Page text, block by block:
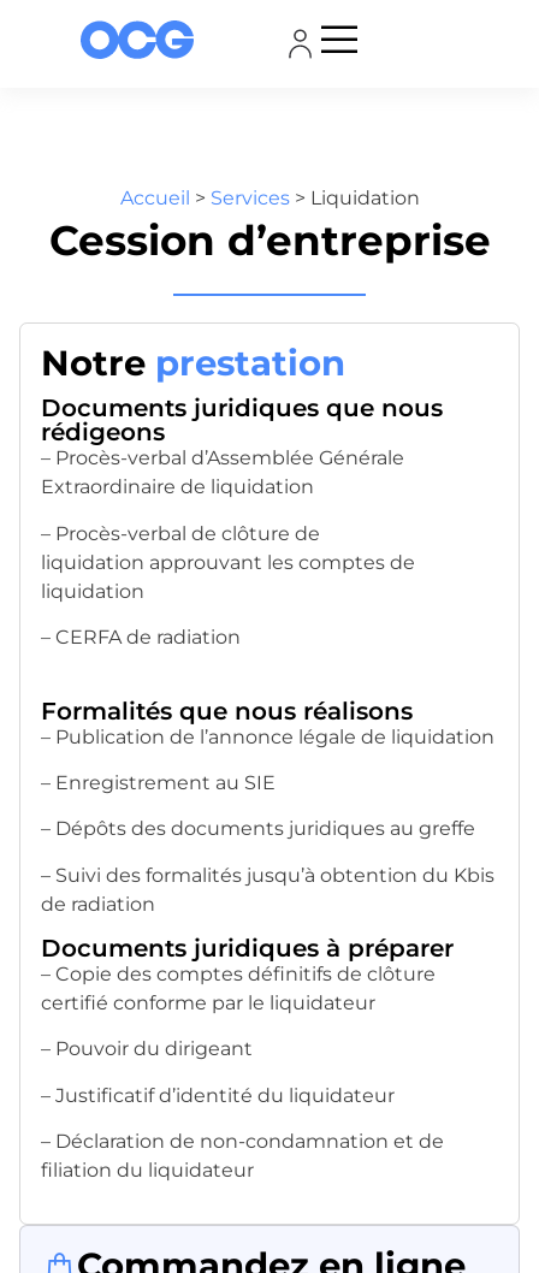
Accueil > Services> Liquidation
Cession d’entreprise
Notre prestation
Documents juridiques que nous
rédigeons
– Procès-verbal d’Assemblée Générale
Extraordinaire de liquidation
– Procès-verbal de clôture de
liquidation approuvant les comptes de
liquidation
– CERFA de radiation
Formalités que nous réalisons
– Publication de l’annonce légale de liquidation
– Enregistrement au SIE
– Dépôts des documents juridiques au greffe
– Suivi des formalités jusqu’à obtention du Kbis
de radiation
Documents juridiques à préparer
– Copie des comptes définitifs de clôture
certifié conforme par le liquidateur
– Pouvoir du dirigeant
– Justificatif d’identité du liquidateur
– Déclaration de non-condamnation et de
filiation du liquidateur